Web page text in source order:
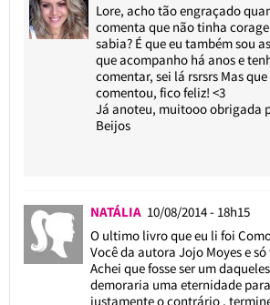
Lore, acho tão engraçado
comenta que não tinha
sabia? É que eu também sou
que acompanho há anos e
comentar, sei lá rsrsrs Mas
comentou, fico feliz! <3
Já anoteu, muitooo obrigada
Beijos
NATÁLIA 10/08/2014 - 18h15
O ultimo livro que eu li foi
Você da autora Jojo Moyes e
Achei que fosse ser um
demoraria uma eternidade
justamente o contrário ,